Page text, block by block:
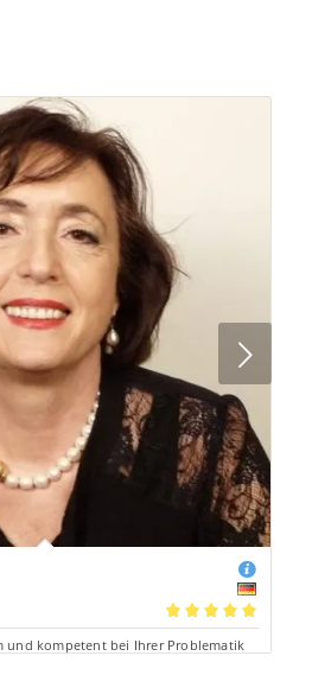
5.00
und kompetent bei Ihrer Problematik
Next